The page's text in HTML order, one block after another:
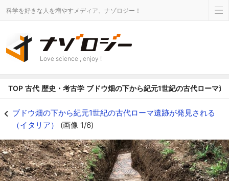
科学を好きな人を増やすメディア、ナゾロジー！
Love science , enjoy !
TOP 古代 歴史・考古学 ブドウ畑の下から紀元1世紀の古代ローマ
ブドウ畑の下から紀元1世紀の古代ローマ遺跡が発見される
（イタリア） (画像 1/6)